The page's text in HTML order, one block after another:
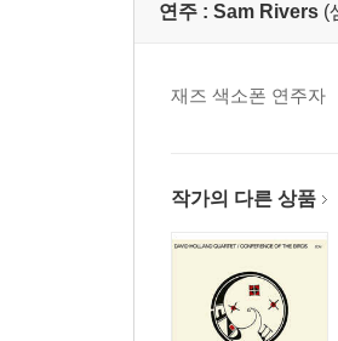
연주 : Sam Rivers (
재즈 색소폰 연주자
작가의 다른 상품